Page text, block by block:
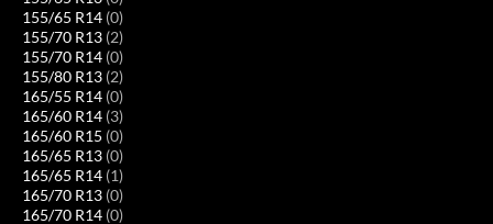
155/65 R14 (0)
155/70 R13 (2)
155/70 R14 (0)
155/80 R13 (2)
165/55 R14 (0)
165/60 R14 (3)
165/60 R15 (0)
165/65 R13 (0)
165/65 R14 (1)
165/70 R13 (0)
165/70 R14 (0)